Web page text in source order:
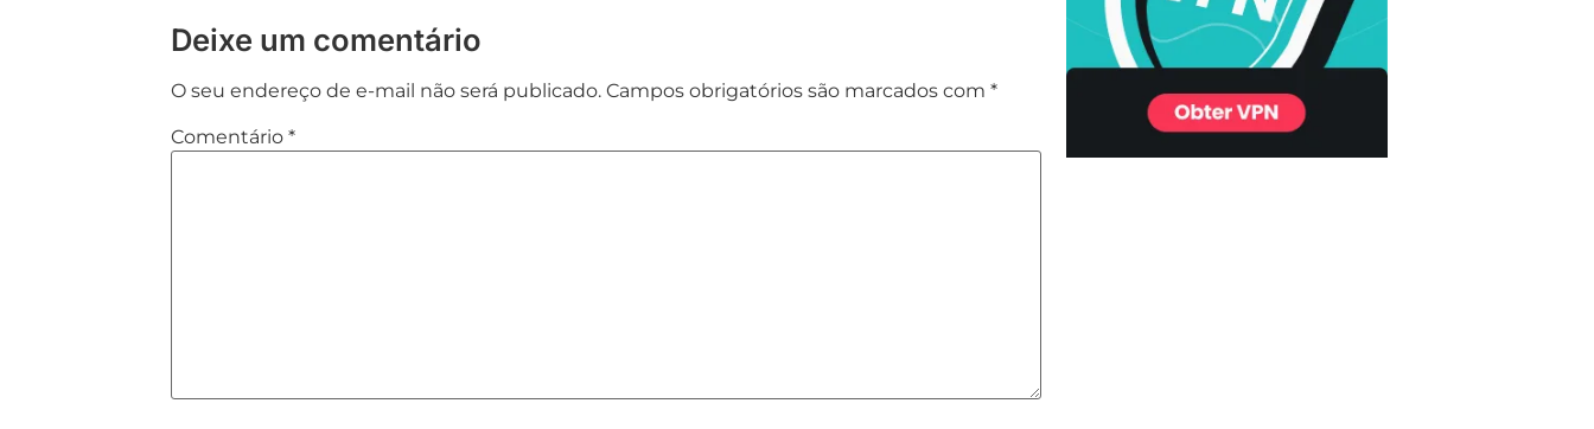
Deixe um comentário
O seu endereço de e-mail não será publicado. Campos obrigatórios são marcados com*
Comentário*